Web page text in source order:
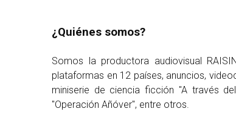
¿Quiénes somos?
Somos la productora audiovisual
plataformas en 12 países, anuncios,
miniserie de ciencia ficción "A través
"Operación Añóver", entre otros.